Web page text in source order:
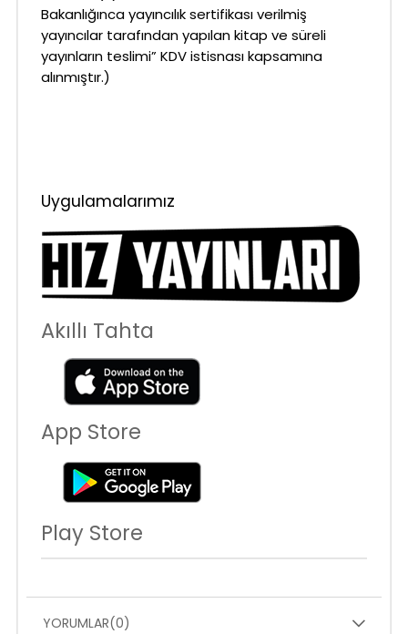
Bakanlığınca yayıncılık sertifikası verilmiş
yayıncılar tarafından yapılan kitap ve süreli
yayınların teslimi” KDV istisnası kapsamına
alınmıştır.)
Uygulamalarımız
Akıllı Tahta
App Store
Play Store
YORUMLAR(0)